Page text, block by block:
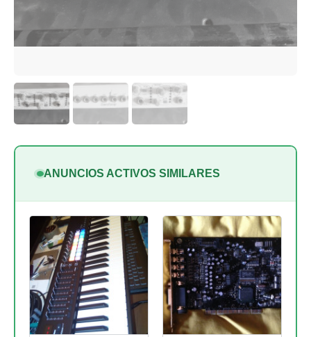
ANUNCIOS ACTIVOS SIMILARES